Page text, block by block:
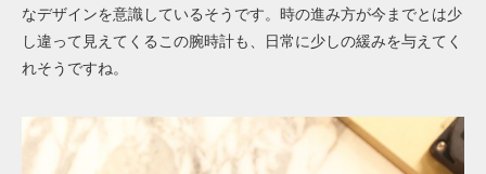
なデザインを意識しているそうです。時の進み方が今までとは少
し違って見えてくるこの腕時計も、日常に少しの緩みを与えてく
れそうですね。